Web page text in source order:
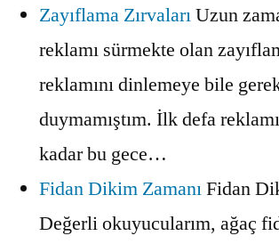
Zayıflama ZırvalarıUzun
reklamı sürmekte olan
reklamını dinlemeye bile
duymamıştım. İlk defa
kadar bu gece…
Fidan Dikim ZamanıFidan
Değerli okuyucularım, ağaç